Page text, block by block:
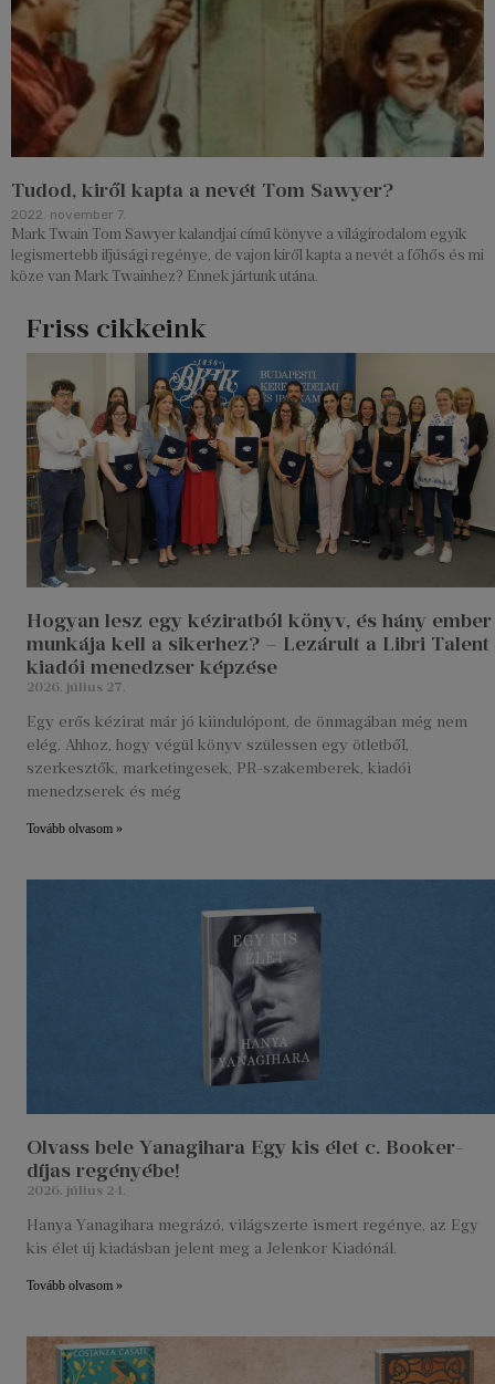
Tudod, kiről kapta a nevét Tom Sawyer?
2022. november 7.
Mark Twain Tom Sawyer kalandjai című könyve a világirodalom egyik
legismertebb ifjúsági regénye, de vajon kiről kapta a nevét a főhős és mi
köze van Mark Twainhez? Ennek jártunk utána.
Friss cikkeink
Hogyan lesz egy kéziratból könyv, és hány ember
munkája kell a sikerhez? – Lezárult a Libri Talent
kiadói menedzser képzése
2026. július 27.
Egy erős kézirat már jó kiindulópont, de önmagában még nem
elég. Ahhoz, hogy végül könyv szülessen egy ötletből,
szerkesztők, marketingesek, PR-szakemberek, kiadói
menedzserek és még
Tovább olvasom »
Olvass bele Yanagihara Egy kis élet c. Booker-
díjas regényébe!
2026. július 24.
Hanya Yanagihara megrázó, világszerte ismert regénye, az Egy
kis élet új kiadásban jelent meg a Jelenkor Kiadónál.
Tovább olvasom »